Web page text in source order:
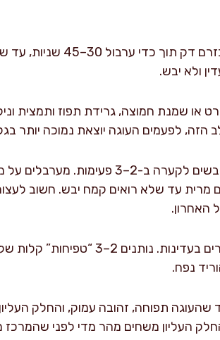
מוסיפים שמן
ולא יבש.
הזה, לפעמים העוגה יוצאת נמוכה יותר
מרית עד שלא רואים קמח יבש. חשוב
האחרון.
מעבירים לתבנית ומיישרים
נפח.
דקות, עד שהעוגה תפוחה, זהובה עמוק, והחלק